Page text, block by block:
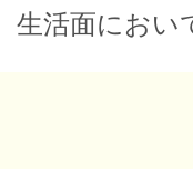
生活面におい